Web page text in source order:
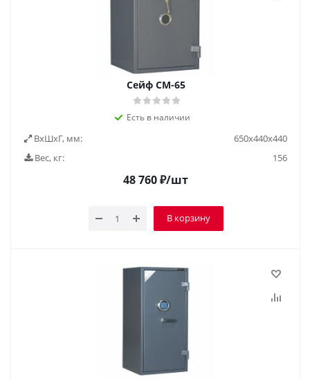
Сейф СМ-65
Есть в наличии
ВxШxГ, мм:
650х440х440
Вес, кг:
156
48 760₽/шт
В корзину